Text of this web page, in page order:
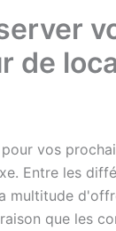
de
vos
Entre les
multitude
que les